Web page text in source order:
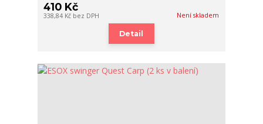
410 Kč
338,84 Kč bez DPH Není skladem
Detail